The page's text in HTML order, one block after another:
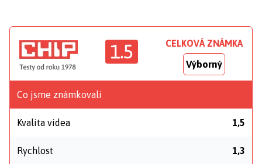
1.5 CELKOVÁ ZNÁMKA
Výborný
Co jsme známkovali
Kvalita videa 1,5
Rychlost 1,3